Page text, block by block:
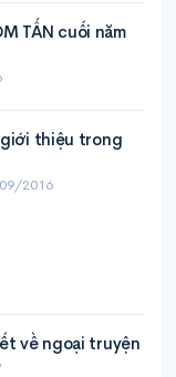
TẤN cuối năm
thiệu trong
2016
về ngoại truyện